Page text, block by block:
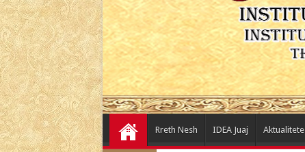
Rreth Nesh IDEA Juaj Aktualitete